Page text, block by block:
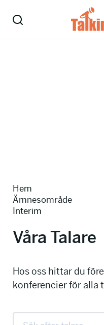
Kontakt
08-38 15 15
Hem
Ämnesområde
Interim
Våra Talare
Hos oss hittar du
konferencier för alla